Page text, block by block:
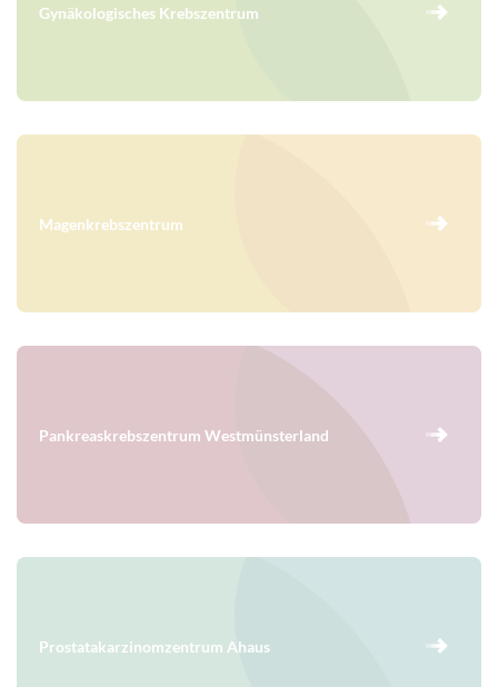
Gynäkologisches Krebszentrum
Magenkrebszentrum
Pankreaskrebszentrum Westmünsterland
Prostatakarzinomzentrum Ahaus